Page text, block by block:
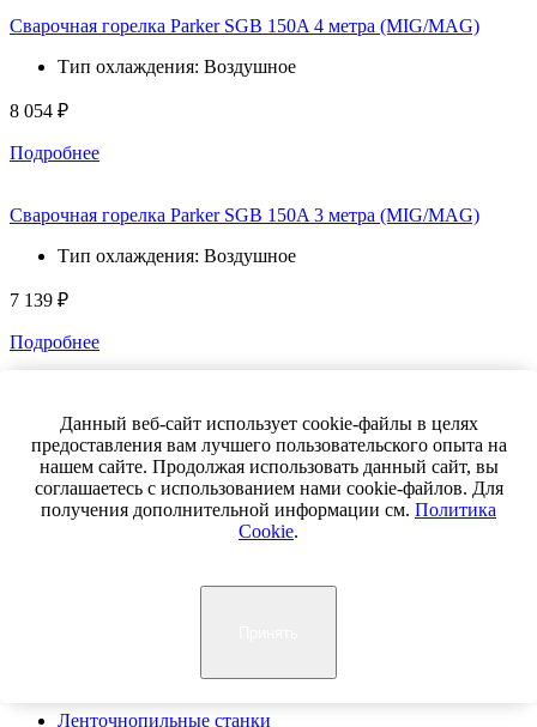
Сварочная горелка Parker SGB 150A 4 метра (MIG/MAG)
Тип охлаждения: Воздушное
8 054 ₽
Подробнее
Сварочная горелка Parker SGB 150A 3 метра (MIG/MAG)
Тип охлаждения: Воздушное
7 139 ₽
Подробнее
(MIG/MAG)
Тип охлаждения: Воздушное
8 588 ₽
Ленточнопильные станки
Данный веб-сайт использует cookie-файлы в целях
предоставления вам лучшего пользовательского опыта на
нашем сайте. Продолжая использовать данный сайт, вы
соглашаетесь с использованием нами cookie-файлов. Для
получения дополнительной информации см. Политика
Cookie.